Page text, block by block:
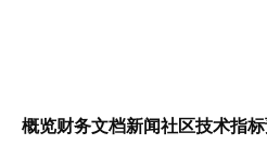
概览财务文档新闻社区技术指标